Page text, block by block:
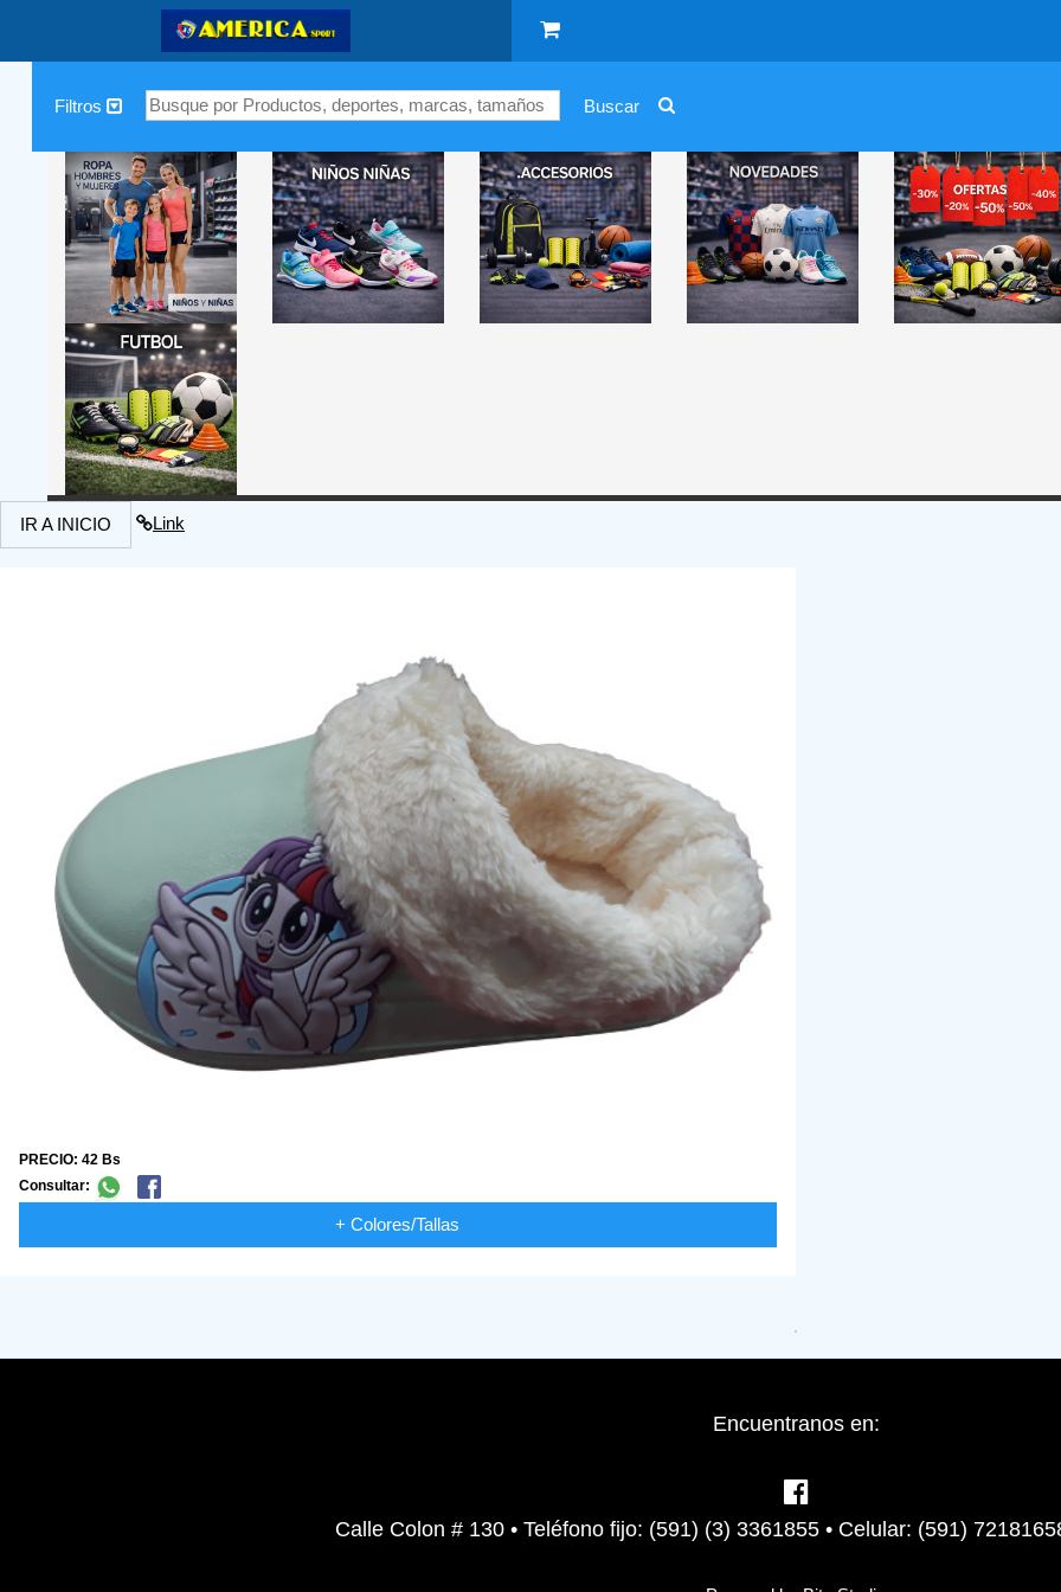
Filtros
IR A INICIO Link
PRECIO: 42 Bs
Consultar:
+ Colores/Tallas
Encuentranos en:
Calle Colon # 130 • Teléfono fijo: (591) (3) 3361855 • Celular: (591)